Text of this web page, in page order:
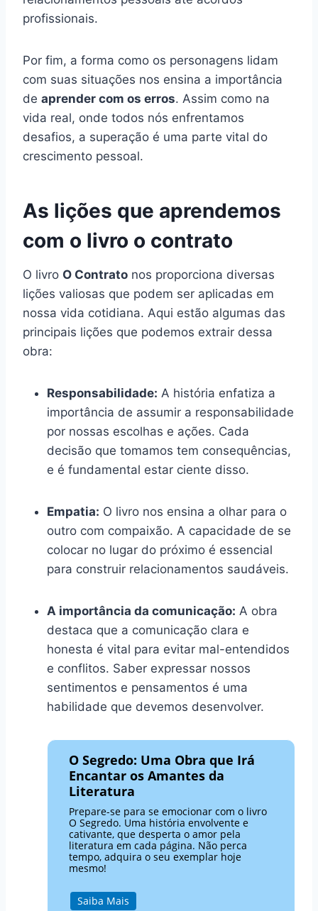
profissionais.
Por fim, a forma como os personagens lidam
com suas situações nos ensina a importância
de aprender com os erros. Assim como na
vida real, onde todos nós enfrentamos
desafios, a superação é uma parte vital do
crescimento pessoal.
As lições que aprendemos
com o livro o contrato
O livro O Contrato nos proporciona diversas
lições valiosas que podem ser aplicadas em
nossa vida cotidiana. Aqui estão algumas das
principais lições que podemos extrair dessa
obra:
Responsabilidade: A história enfatiza a
importância de assumir a responsabilidade
por nossas escolhas e ações. Cada
decisão que tomamos tem consequências,
e é fundamental estar ciente disso.
Empatia: O livro nos ensina a olhar para o
outro com compaixão. A capacidade de se
colocar no lugar do próximo é essencial
para construir relacionamentos saudáveis.
A importância da comunicação: A obra
destaca que a comunicação clara e
honesta é vital para evitar mal-entendidos
e conflitos. Saber expressar nossos
sentimentos e pensamentos é uma
habilidade que devemos desenvolver.
O Segredo: Uma Obra que Irá
Encantar os Amantes da
Literatura
Prepare-se para se emocionar com o livro
O Segredo. Uma história envolvente e
cativante, que desperta o amor pela
literatura em cada página. Não perca
tempo, adquira o seu exemplar hoje
mesmo!
Saiba Mais